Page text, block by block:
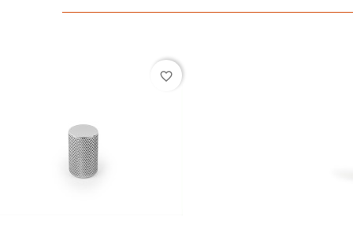
favorite_border